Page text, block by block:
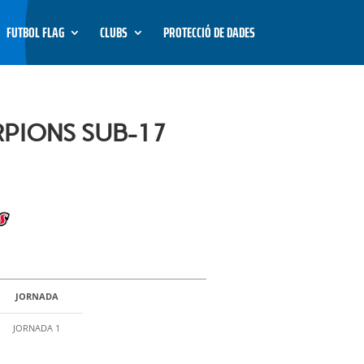
FUTBOL FLAG CLUBS PROTECCIÓ DE DADES
SUB-17
JORNADA
JORNADA 1